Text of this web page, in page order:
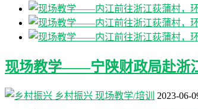
现场教学——宁陕财政局赴浙
乡村振兴 现场教学/培训 2023-06-